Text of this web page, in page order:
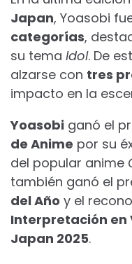
Japan, Yoasobi
categorías,
su tema Idol. De
alzarse con tres
impacto en la
Yoasobi ganó el
de Anime por su
del popular anime
también ganó el
del Año y el
Interpretación en
Japan 2025.